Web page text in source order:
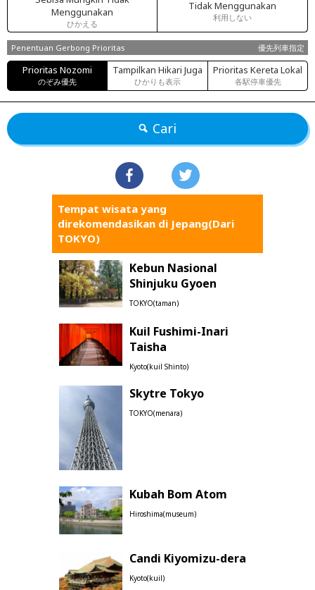
Menggunakan
ひかえる
Tidak Menggunakan
利用しない
Penentuan Gerbong Prioritas 優先列車指定
Prioritas Nozomi
のぞみ優先
Tampilkan Hikari Juga
ひかりも表示
Prioritas Kereta Lokal
各駅停車優先
Cari
Tempat wisata yang
direkomendasikan di Jepang(Dari
TOKYO)
Kebun Nasional
Shinjuku Gyoen
TOKYO(taman)
Kuil Fushimi-Inari
Taisha
Kyoto(kuil Shinto)
Skytre Tokyo
TOKYO(menara)
Kubah Bom Atom
Hiroshima(museum)
Candi Kiyomizu-dera
Kyoto(kuil)